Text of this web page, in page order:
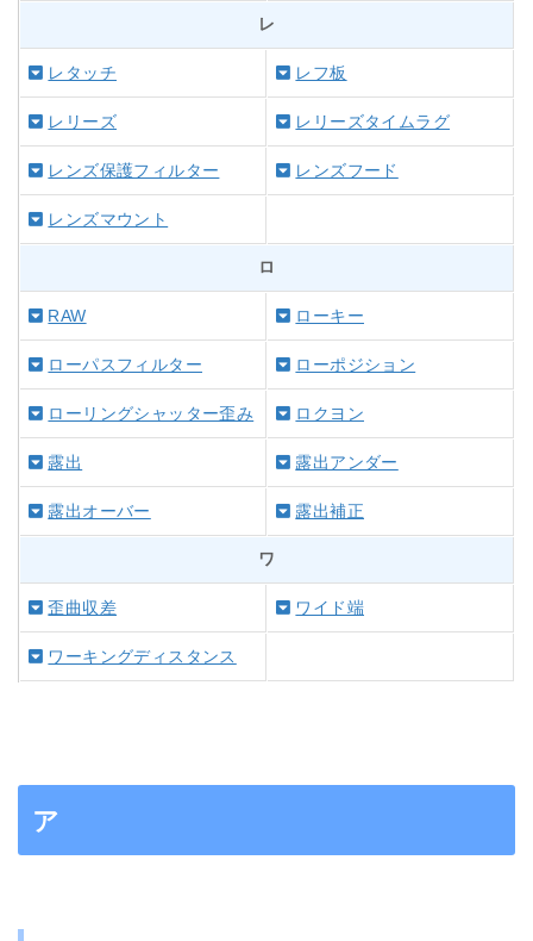
レ
レタッチ レフ板
レリーズ レリーズタイムラグ
レンズ保護フィルター レンズフード
レンズマウント
ロ
RAW ローキー
ローパスフィルター ローポジション
ローリングシャッター歪み ロクヨン
露出 露出アンダー
露出オーバー 露出補正
ワ
歪曲収差 ワイド端
ワーキングディスタンス
ア